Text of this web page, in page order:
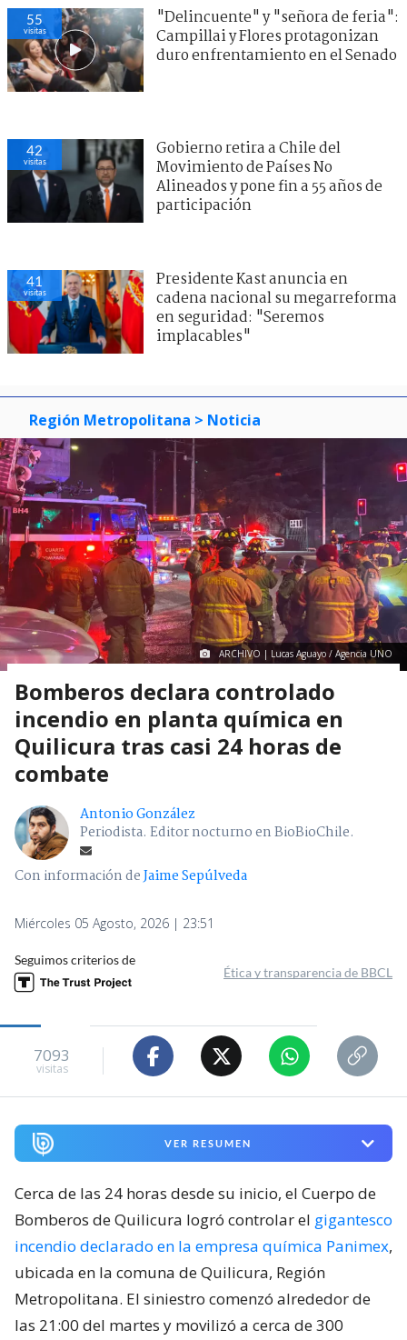
55
visitas
"Delincuente" y "señora de feria":
Campillai y Flores protagonizan
duro enfrentamiento en el Senado
42
visitas
Gobierno retira a Chile del
Movimiento de Países No
Alineados y pone fin a 55 años de
participación
41
visitas
Presidente Kast anuncia en
cadena nacional su megarreforma
en seguridad: "Seremos
implacables"
Región Metropolitana > Noticia
ARCHIVO | Lucas Aguayo / Agencia UNO
Bomberos declara controlado
incendio en planta química en
Quilicura tras casi 24 horas de
combate
Antonio González
Periodista. Editor nocturno en BioBioChile.
Con información deJaime Sepúlveda
Miércoles 05 Agosto, 2026 | 23:51
Seguimos criterios de
Ética y transparencia de BBCL
7093
visitas
VER RESUMEN
Cerca de las 24 horas desde su inicio, el Cuerpo de
Bomberos de Quilicura logró controlar el gigantesco
incendio declarado en la empresa química Panimex,
ubicada en la comuna de Quilicura, Región
Metropolitana. El siniestro comenzó alrededor de
las 21:00 del martes y movilizó a cerca de 300